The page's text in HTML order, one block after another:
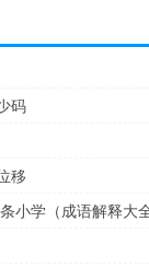
码
移
小学（成语解释大